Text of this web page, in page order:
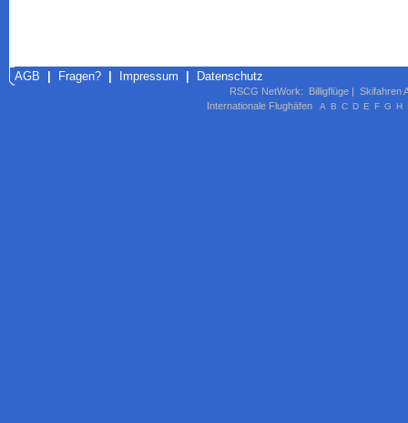
AGB Fragen? Impressum Datenschutz
RSCG NetWork: Billigflüge | Skifahren
Internationale Flughäfen
A B C D E F G H